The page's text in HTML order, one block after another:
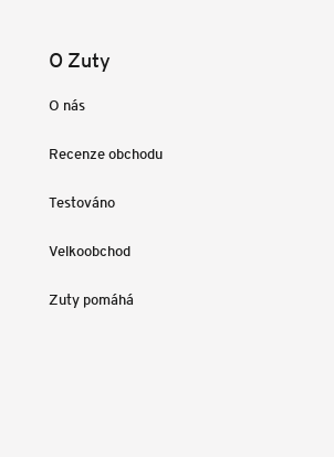
O Zuty
O nás
Recenze obchodu
Testováno
Velkoobchod
Zuty pomáhá